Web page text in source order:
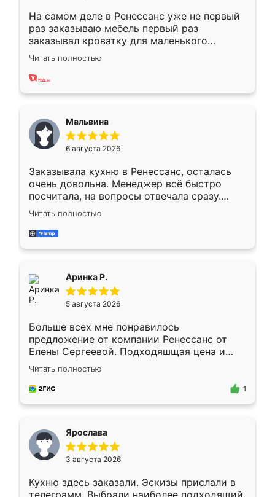
На самом деле в Ренессанс уже не первый
раз заказываю мебель первый раз
заказывал кроватку для маленького
ребёнка при его рождении ,во второй раз
заказал шкаф-купе. По качеству очень
хорошее сборка достаточно быстрая,
меньше, здесь же он более разнообразный.
Мне нравится ,если что-то потребуется из
мебели буду заказывать только здесь.
Читать полностью
Мальвина
6 августа 2026
Заказывала кухню в Ренессанс, осталась
очень довольна. Менеджер всё быстро
посчитала, на вопросы отвечала сразу.
Замерщик приехал в субботу, подошёл к
делу со всей ответственностью. Собрали
за день, ребята работали аккуратно, даже
Читать полностью
Аринка Р.
5 августа 2026
Больше всех мне понравилось
предложение от компании Ренессанс от
Елены Сергеевой. Подходяшщая цена и
короткие сроки изготовления. Приехавший
для замера сотрудник Владислав
предложил по моему эскизу самый
Читать полностью
1
Ярослава
3 августа 2026
Кухню здесь заказали. Эскизы прислали в
телеграмм. Выбрали наиболее подходящий.